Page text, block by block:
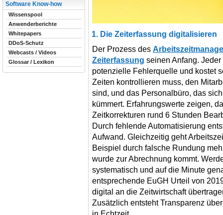
1. Die Zeiterfassung digitalisieren
Der Prozess des
Zeiterfassung seinen Anfang.
potenzielle Fehlerquelle und kostet
Zeiten kontrollieren muss, den
sind, und das Personalbüro, das
kümmert. Erfahrungswerte zeigen,
Zeitkorrekturen rund 6 Stunden
Durch fehlende Automatisierung
Aufwand. Gleichzeitig geht
Beispiel durch falsche Rundung
wurde zur Abrechnung kommt.
systematisch und auf die Minute
entsprechende EuGH Urteil von
digital an die Zeitwirtschaft
Zusätzlich entsteht Transparenz
Software Know-how
Wissenspool
Anwenderberichte
Whitepapers
DDoS-Schutz
Webcasts / Videos
Glossar / Lexikon